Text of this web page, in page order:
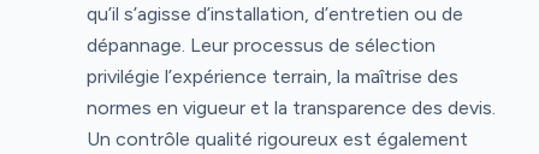
qu’il s’agisse d’installation, d’entretien ou de
dépannage. Leur processus de sélection
privilégie l’expérience terrain, la maîtrise des
normes en vigueur et la transparence des devis.
Un contrôle qualité rigoureux est également